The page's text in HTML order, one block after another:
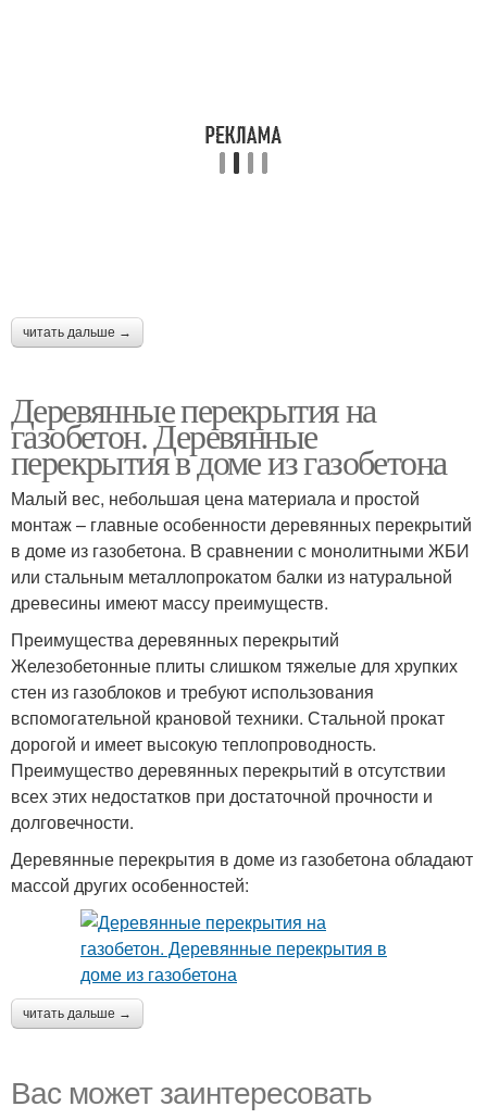
читать дальше →
Деревянные перекрытия на
газобетон. Деревянные
перекрытия в доме из газобетона
Малый вес, небольшая цена материала и простой
монтаж – главные особенности деревянных перекрытий
в доме из газобетона. В сравнении с монолитными ЖБИ
или стальным металлопрокатом балки из натуральной
древесины имеют массу преимуществ.
Преимущества деревянных перекрытий
Железобетонные плиты слишком тяжелые для хрупких
стен из газоблоков и требуют использования
вспомогательной крановой техники. Стальной прокат
дорогой и имеет высокую теплопроводность.
Преимущество деревянных перекрытий в отсутствии
всех этих недостатков при достаточной прочности и
долговечности.
Деревянные перекрытия в доме из газобетона обладают
массой других особенностей:
читать дальше →
Вас может заинтересовать